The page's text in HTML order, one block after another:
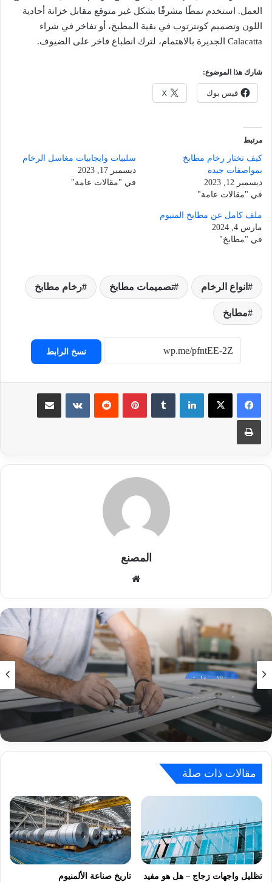
العمل. استخدم نمطًا مشرقًا بشكل غير متوقع مقابل خزانة أحادية
اللون وتصميم كونترتوب في بقية المطبخ، أو تفاخر في شراء
Calacatta الجديرة بالاهتمام، لترك انطباع فاخر على الضيوف.
شارك هذا الموضوع:
فيس بوك X
مرتبط
كيف تختار رخام مطابخ
بمواصفات جيده
ديسمبر 12, 2023
في "مقالات عامة"
سلبيات وايجابيات مغاسل الرخام
ديسمبر 17, 2023
في "مقالات عامة"
ملف كامل عن مطابخ المنيوم
مارس 4, 2024
في "مطابخ"
انواع الرخام تصميمات مطابخ رخام مطابخ
مطابخ
نسخ الرابط
لينكدإن بينتيريست
المصنع
الوي
ب
مقالات عامة
مارس 27, 2024
ورشة المنيوم الرياض
مقالات ذات صلة
تظليل واجهات زجاج – هل هو مفيد
تاريخ صناعة الألمنيوم